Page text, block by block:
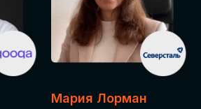
Мария Лорман